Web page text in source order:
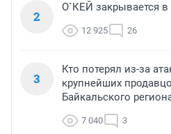
2
О`КЕЙ закрывается в
12 925 26
3
Кто потерял из-за
крупнейших
Байкальского
7 040 3